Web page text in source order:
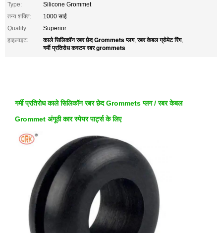
Type:
Silicone Grommet
तन्य शक्ति:
1000 साई
Quality:
Superior
हाइलाइट:
काले सिलिकॉन रबर छेद Grommets प्लग,रबर केबल ग्रोमेट रिंग,
गर्मी प्रतिरोध कस्टम रबर grommets
गर्मी प्रतिरोध काले सिलिकॉन रबर छेद Grommets प्लग / रबर केबल
Grommet अंगूठी कार स्पेयर पार्ट्स के लिए